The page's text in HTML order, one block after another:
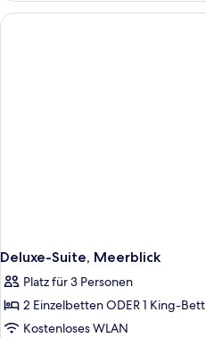
Deluxe-Suite, Meerblick
Platz für 3 Personen
2 Einzelbetten ODER 1 King-Bett
Kostenloses WLAN